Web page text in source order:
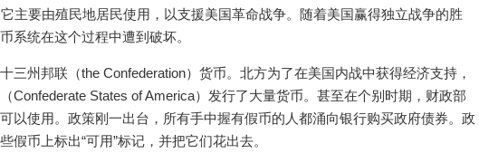
主要由殖民地居民使用，以支援美国革命战争。随着美国赢得独立战争的胜
系统在这个过程中遭到破坏。
三州邦联（the Confederation）货币。北方为了在美国内战中获得经济支持，
Confederate States of America）发行了大量货币。甚至在个别时期，财政部
以使用。政策刚一出台，所有手中握有假币的人都涌向银行购买政府债券。政
假币上标出“可用”标记，并把它们花出去。